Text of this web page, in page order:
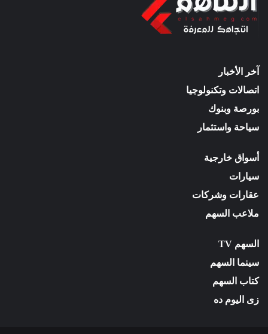
آخر الأخبار
اتصالات وتكنولوجيا
بورصة وبنوك
سياحة واستثمار
أسواق خارجية
سيارات
عقارات وشركات
ملاعب السهم
السهم TV
سينما السهم
كتاب السهم
زى اليوم ده